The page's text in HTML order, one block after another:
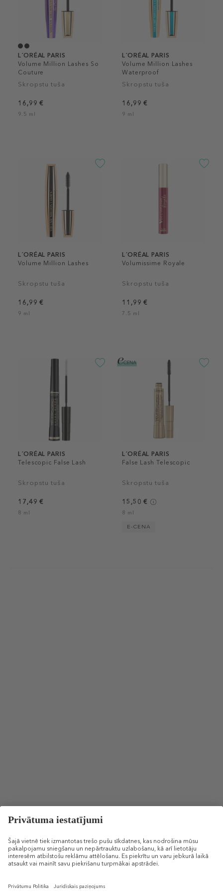
L´ORÉAL PARIS
Volume Million Lashes So
Couture
Skropstu tuša
16,99 €
9.5 ml
L´ORÉAL PARIS
Volume Million Lashes
Waterproof
Skropstu tuša
16,99 €
9 ml
L´ORÉAL PARIS
Volume Million Lashes
Skropstu tuša
16,99 €
9 ml
L´ORÉAL PARIS
Volumissime Royale
Skropstu tuša
11,99 €
7.5 ml
L´ORÉAL PARIS
Telescopic False Lash
Skropstu tuša
17,49 €
8 ml
L´ORÉAL PARIS
False Lash Telescopic
Skropstu tuša
15,50 €
8 ml
E-CENA